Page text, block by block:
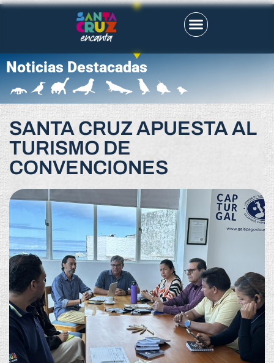
Noticias Destacadas
SANTA CRUZ APUESTA AL
TURISMO DE
CONVENCIONES